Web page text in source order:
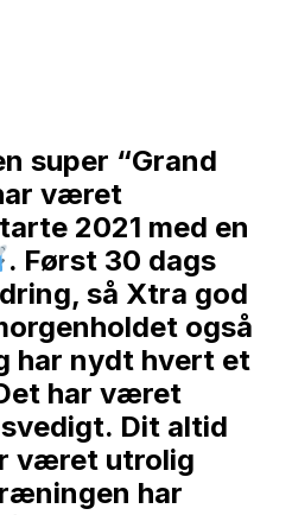
super “Grand
været
2021 med en
. Først 30 dags
så Xtra god
også
har nydt hvert et
har været
Dit altid
været utrolig
har